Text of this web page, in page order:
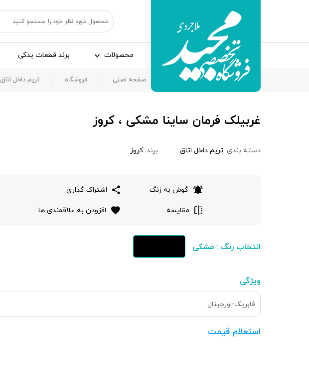
محصولات برند قطعات یدکی
صفحه اصلی فروشگاه تریم داخل اتاق
غربيلک فرمان ساينا مشکی ، کروز
دسته بندی: تریم داخل اتاق برند:کروز
گوش به زنگ اشتراک گذاری
مقایسه افزودن به علاقمندی ها
انتخاب رنگ : مشکی
ویژگی
فابریک-اورجینال
استعلام قیمت